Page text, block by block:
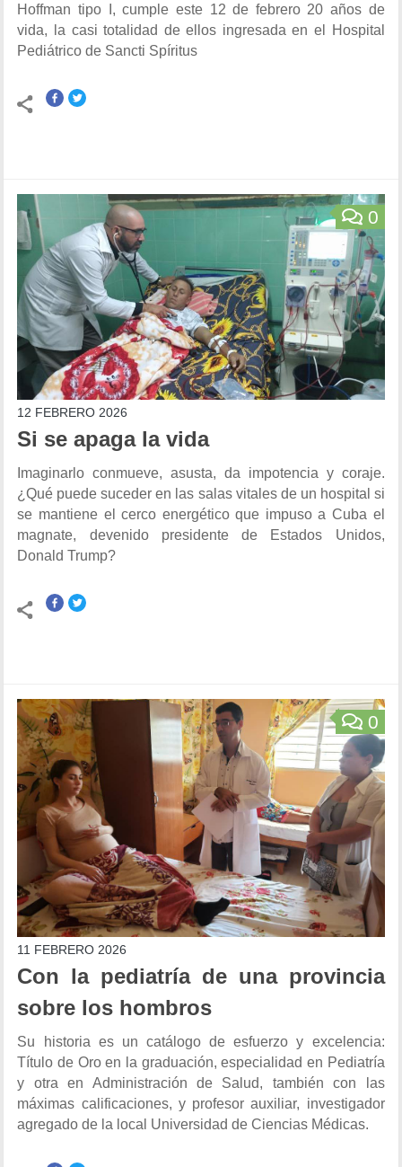
Hoffman tipo I, cumple este 12 de febrero 20 años de
vida, la casi totalidad de ellos ingresada en el Hospital
Pediátrico de Sancti Spíritus
0
12 FEBRERO 2026
Si se apaga la vida
Imaginarlo conmueve, asusta, da impotencia y coraje.
¿Qué puede suceder en las salas vitales de un hospital si
se mantiene el cerco energético que impuso a Cuba el
magnate, devenido presidente de Estados Unidos,
Donald Trump?
0
11 FEBRERO 2026
Con la pediatría de una provincia
sobre los hombros
Su historia es un catálogo de esfuerzo y excelencia:
Título de Oro en la graduación, especialidad en Pediatría
y otra en Administración de Salud, también con las
máximas calificaciones, y profesor auxiliar, investigador
agregado de la local Universidad de Ciencias Médicas.